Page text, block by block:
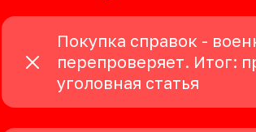
Покупка справок -
перепроверяет. Итог:
уголовная статья